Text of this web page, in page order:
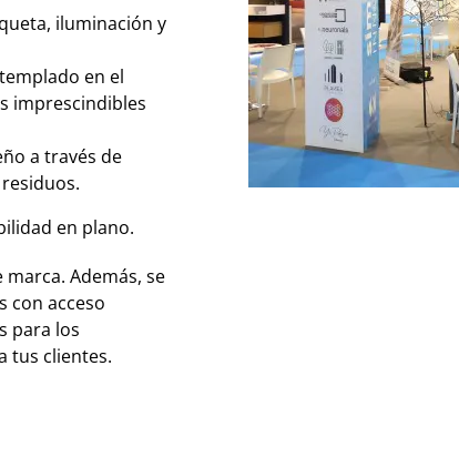
iluminación y
en el
imprescindibles
a través de
en plano.
Además, se
con acceso
para los
tus clientes.